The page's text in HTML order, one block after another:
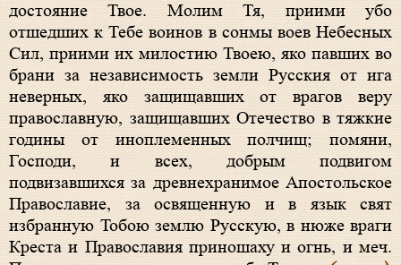
достояние Твое. Молим Тя, приими убо
отшедших к Тебе воинов в сонмы воев Небесных
Сил, приими их милостию Твоею, яко павших во
брани за независимость земли Русския от ига
неверных, яко защищавших от врагов веру
православную, защищавших Отечество в тяжкие
годины от иноплеменных полчищ; помяни,
Господи, и всех, добрым подвигом
подвизавшихся за древнехранимое Апостольское
Православие, за освященную и в язык свят
избранную Тобою землю Русскую, в нюже враги
Креста и Православия приношаху и огнь, и меч.